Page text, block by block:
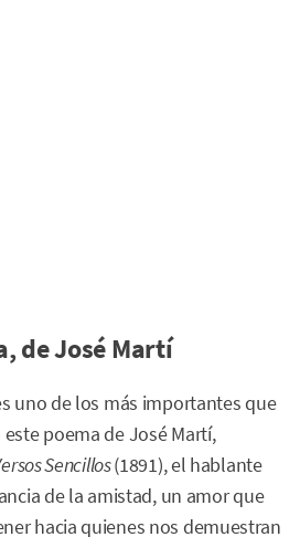
de José Martí
uno de los más importantes que
poema de José Martí,
Sencillos(1891), el hablante
de la amistad, un amor que
hacia quienes nos demuestran